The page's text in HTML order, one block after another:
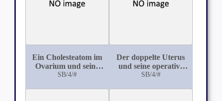
Ein Cholesteatom im
Ovarium und seine
Histogenese
SB/4/#
Der doppelte Uterus
und seine operative
Vereinigung
SB/4/#